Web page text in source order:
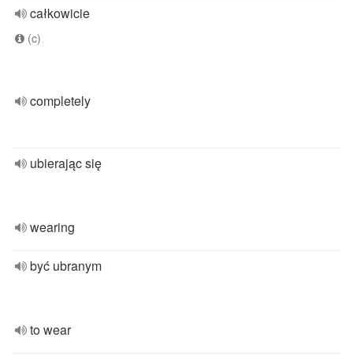
całkowicie
(c)
completely
ubierając się
wearing
być ubranym
to wear